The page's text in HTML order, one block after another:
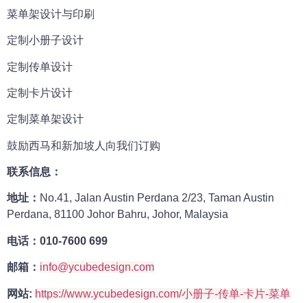
菜单架设计与印刷
定制小册子设计
定制传单设计
定制卡片设计
定制菜单架设计
鼓励西马和新加坡人向我们订购
联系信息：
地址： No.41, Jalan Austin Perdana 2/23, Taman Austin
Perdana, 81100 Johor Bahru, Johor, Malaysia
电话： 010-7600 699
邮箱： info@ycubedesign.com
网站: https://www.ycubedesign.com/小册子-传单-卡片-菜单